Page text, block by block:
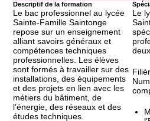
Descriptif de la formation
Le bac professionnel au lycée
Sainte-Famille Saintonge
repose sur un enseignement
alliant savoirs généraux et
compétences techniques
professionnelles. Les élèves
sont formés à travailler sur des
installations, des équipements
et des projets en lien avec les
métiers du bâtiment, de
l’énergie, des réseaux et des
études techniques.
Le